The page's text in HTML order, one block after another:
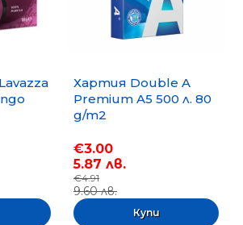
Хартия Double A
Premium A5 500 л. 80
g/m2
€3.00
5.87 лв.
€4.91
9.60 лв.